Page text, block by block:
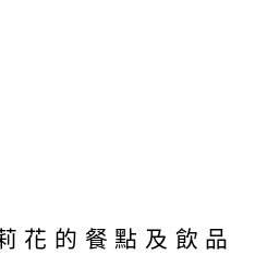
花的餐點及飲品